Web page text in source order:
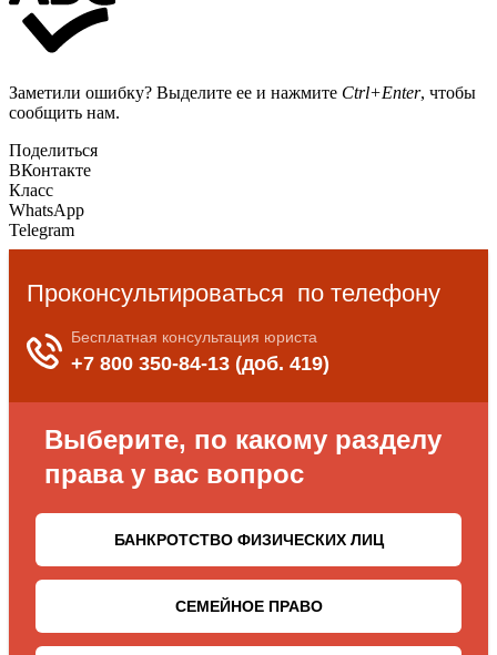
Заметили ошибку? Выделите ее и нажмите Ctrl+Enter, чтобы
сообщить нам.
Поделиться
ВКонтакте
Класс
WhatsApp
Telegram